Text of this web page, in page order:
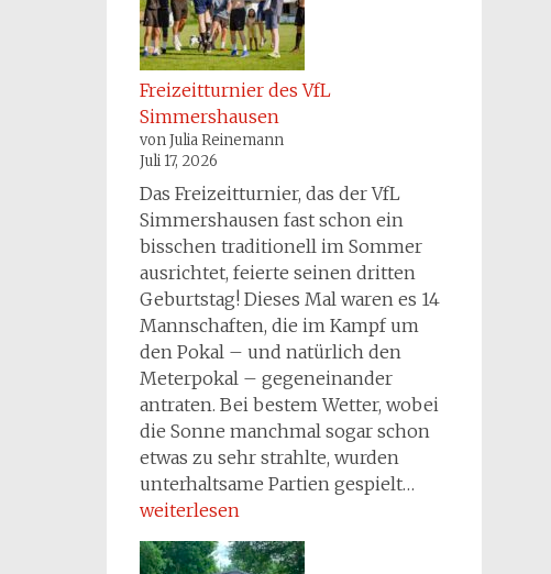
Freizeitturnier des VfL
Simmershausen
von Julia Reinemann
Juli 17, 2026
Das Freizeitturnier, das der VfL
Simmershausen fast schon ein
bisschen traditionell im Sommer
ausrichtet, feierte seinen dritten
Geburtstag! Dieses Mal waren es 14
Mannschaften, die im Kampf um
den Pokal – und natürlich den
Meterpokal – gegeneinander
antraten. Bei bestem Wetter, wobei
die Sonne manchmal sogar schon
etwas zu sehr strahlte, wurden
unterhaltsame Partien gespielt…
weiterlesen